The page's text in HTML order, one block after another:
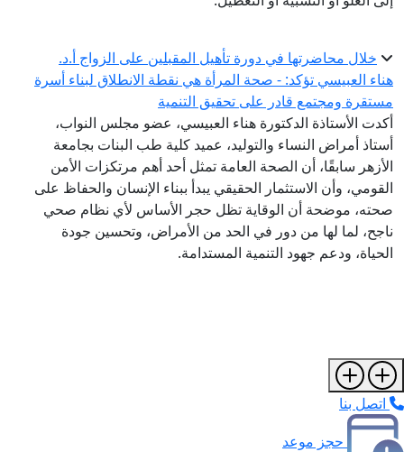
خلال محاضرتها في دورة تأهيل المقبلين على الزواج أ.د.
هناء العبيسي تؤكد: - صحة المرأة هي نقطة الانطلاق لبناء أسرة
مستقرة ومجتمع قادر على تحقيق التنمية
أكدت الأستاذة الدكتورة هناء العبيسي، عضو مجلس النواب،
أستاذ أمراض النساء والتوليد، عميد كلية طب البنات بجامعة
الأزهر سابقًا، أن الصحة العامة تمثل أحد أهم مرتكزات الأمن
القومي، وأن الاستثمار الحقيقي يبدأ ببناء الإنسان والحفاظ على
صحته، موضحة أن الوقاية تظل حجر الأساس لأي نظام صحي
ناجح، لما لها من دور في الحد من الأمراض، وتحسين جودة
الحياة، ودعم جهود التنمية المستدامة.
اتصل بنا
حجز موعد